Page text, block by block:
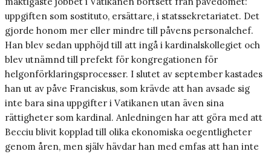
uppgiften som sostituto, ersättare, i statssekretariatet. Det
gjorde honom mer eller mindre till påvens personalchef.
Han blev sedan upphöjd till att ingå i kardinalskollegiet och
blev utnämnd till prefekt för kongregationen för
helgonförklaringsprocesser. I slutet av september kastades
han ut av påve Franciskus, som krävde att han avsade sig
inte bara sina uppgifter i Vatikanen utan även sina
rättigheter som kardinal. Anledningen har att göra med att
Becciu blivit kopplad till olika ekonomiska oegentligheter
genom åren, men själv hävdar han med emfas att han inte